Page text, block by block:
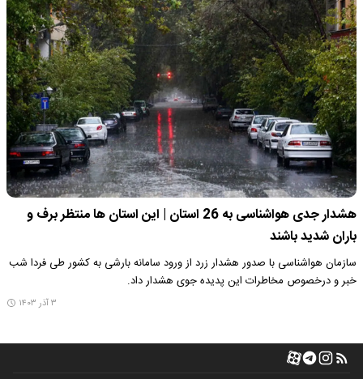
هشدار جدی هواشناسی به 26 استان | این استان ها منتظر برف و
باران شدید باشند
سازمان هواشناسی با صدور هشدار زرد از ورود سامانه بارشی به کشور طی فردا شب
خبر و درخصوص مخاطرات این پدیده جوی هشدار داد.
۳ آذر ۱۴۰۳